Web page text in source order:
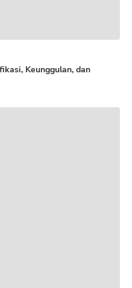
Keunggulan, dan